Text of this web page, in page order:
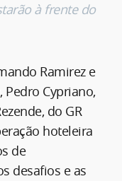
à frente do
Ramirez e
Pedro Cypriano,
do GR
hoteleira
de
desafios e as